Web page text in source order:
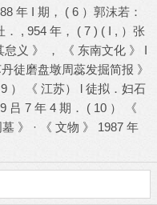
年 I 期， ( 6 ）郭沫若：
． , 954 年， ( 7 ) ( I , ）张
义 》 ， 《 东南文化 》 I
徒磨盘墩周蕊发掘简报 》
） 《 江苏） l 徒拟．妇石
吕 7 年 4 期． ( 10 ） 《
》 · 《 文物 》 1987 年